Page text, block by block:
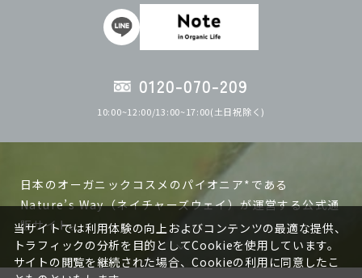
0120-070-209
10:00~12:00/13:00~17:00(土日祝除く)
日本のオーガニックコスメのパイオニア*である
Nature’s Way（ネイチャーズウェイ）が運営する公式通
販サイト。
ネイチャーズウェイの製品は日本で作る、日本人の肌に
当サイトでは利用体験の向上およびコンテンツの最適な提供、
トラフィックの分析を目的としてCookieを使用しています。
サイトの閲覧を継続された場合、Cookieの利用に同意したこ